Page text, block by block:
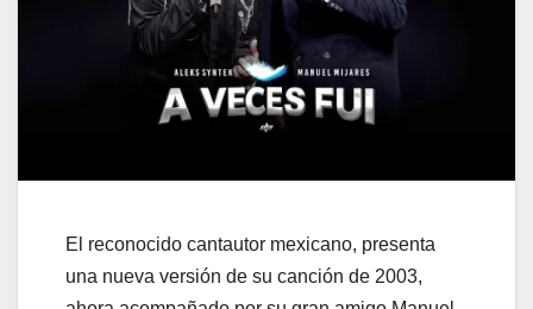
El reconocido cantautor mexicano, presenta
una nueva versión de su canción de 2003,